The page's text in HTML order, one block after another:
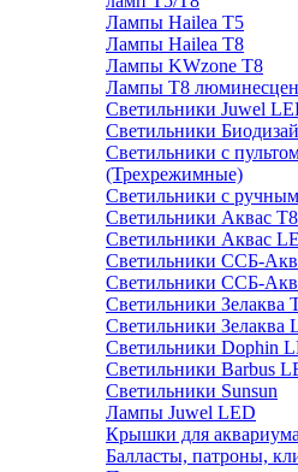
Лампы Hailea Т5
Лампы Hailea Т8
Лампы KWzone Т8
Лампы Т8
Светильники Juwel
Светильники
Светильники с
(Трехрежимные)
Светильники с
Светильники Аквас Т8
Светильники Аквас
Светильники ССБ-
Светильники ССБ-
Светильники Зелаква
Светильники Зелаква
Светильники Dophin
Светильники Barbus
Светильники Sunsun
Лампы Juwel LED
Крышки для аквариума
Балласты, патроны,